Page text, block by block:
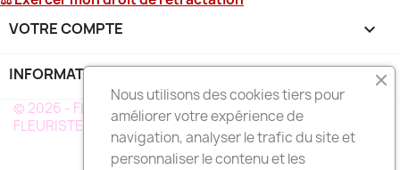
VOTRE COMPTE 
INFORMATIONS keyboard_arrow_down
© 2026 - FLEURS DEUIL MARTINIQUE - UN RÉSEAU DE
FLEURISTE A VOTRE SERVICE EN MARTINIQUE
Nous utilisons des cookies tiers pour
améliorer votre expérience de
navigation, analyser le trafic du site et
personnaliser le contenu et les